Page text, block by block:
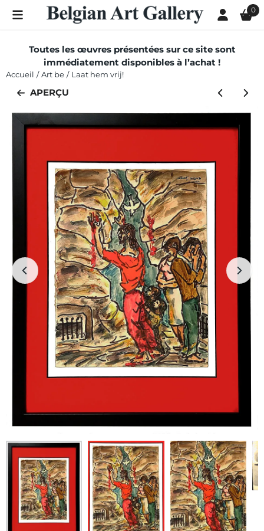
Les préférences de cookies sont actuellement fermées. 0
Toutes les œuvres présentées sur ce site sont
immédiatement disponibles à l’achat !
Accueil / Art be / Laat hem vrij!
APERÇU